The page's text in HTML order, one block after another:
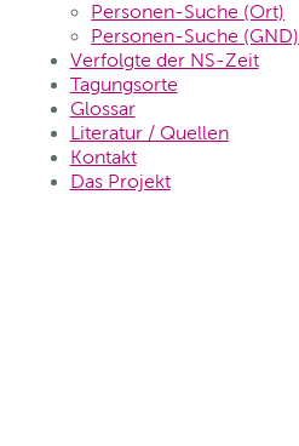
Personen-Suche (Ort)
Personen-Suche (GND)
Verfolgte der NS-Zeit
Tagungsorte
Glossar
Literatur / Quellen
Kontakt
Das Projekt